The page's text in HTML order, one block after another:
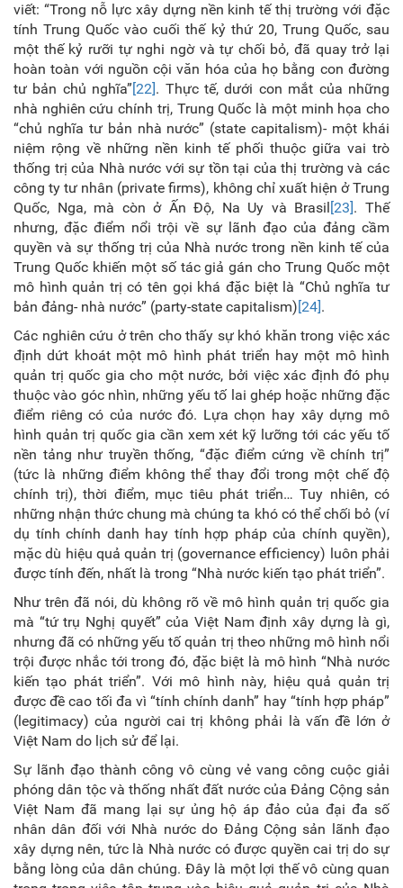
viết: “Trong nỗ lực xây dựng nền kinh tế thị trường với đặc
tính Trung Quốc vào cuối thế kỷ thứ 20, Trung Quốc, sau
một thế kỷ rưỡi tự nghi ngờ và tự chối bỏ, đã quay trở lại
hoàn toàn với nguồn cội văn hóa của họ bằng con đường
tư bản chủ nghĩa”[22]. Thực tế, dưới con mắt của những
nhà nghiên cứu chính trị, Trung Quốc là một minh họa cho
“chủ nghĩa tư bản nhà nước” (state capitalism)- một khái
niệm rộng về những nền kinh tế phối thuộc giữa vai trò
thống trị của Nhà nước với sự tồn tại của thị trường và các
công ty tư nhân (private firms), không chỉ xuất hiện ở Trung
Quốc, Nga, mà còn ở Ấn Độ, Na Uy và Brasil[23]. Thế
nhưng, đặc điểm nổi trội về sự lãnh đạo của đảng cầm
quyền và sự thống trị của Nhà nước trong nền kinh tế của
Trung Quốc khiến một số tác giả gán cho Trung Quốc một
mô hình quản trị có tên gọi khá đặc biệt là “Chủ nghĩa tư
bản đảng- nhà nước” (party-state capitalism)[24].
Các nghiên cứu ở trên cho thấy sự khó khăn trong việc xác
định dứt khoát một mô hình phát triển hay một mô hình
quản trị quốc gia cho một nước, bởi việc xác định đó phụ
thuộc vào góc nhìn, những yếu tố lai ghép hoặc những đặc
điểm riêng có của nước đó. Lựa chọn hay xây dựng mô
hình quản trị quốc gia cần xem xét kỹ lưỡng tới các yếu tố
nền tảng như truyền thống, “đặc điểm cứng về chính trị”
(tức là những điểm không thể thay đổi trong một chế độ
chính trị), thời điểm, mục tiêu phát triển… Tuy nhiên, có
những nhận thức chung mà chúng ta khó có thể chối bỏ (ví
dụ tính chính danh hay tính hợp pháp của chính quyền),
mặc dù hiệu quả quản trị (governance efficiency) luôn phải
được tính đến, nhất là trong “Nhà nước kiến tạo phát triển”.
Như trên đã nói, dù không rõ về mô hình quản trị quốc gia
mà “tứ trụ Nghị quyết” của Việt Nam định xây dựng là gì,
nhưng đã có những yếu tố quản trị theo những mô hình nổi
trội được nhắc tới trong đó, đặc biệt là mô hình “Nhà nước
kiến tạo phát triển”. Với mô hình này, hiệu quả quản trị
được đề cao tối đa vì “tính chính danh” hay “tính hợp pháp”
(legitimacy) của người cai trị không phải là vấn đề lớn ở
Việt Nam do lịch sử để lại.
Sự lãnh đạo thành công vô cùng vẻ vang công cuộc giải
phóng dân tộc và thống nhất đất nước của Đảng Cộng sản
Việt Nam đã mang lại sự ủng hộ áp đảo của đại đa số
nhân dân đối với Nhà nước do Đảng Cộng sản lãnh đạo
xây dựng nên, tức là Nhà nước có được quyền cai trị do sự
bằng lòng của dân chúng. Đây là một lợi thế vô cùng quan